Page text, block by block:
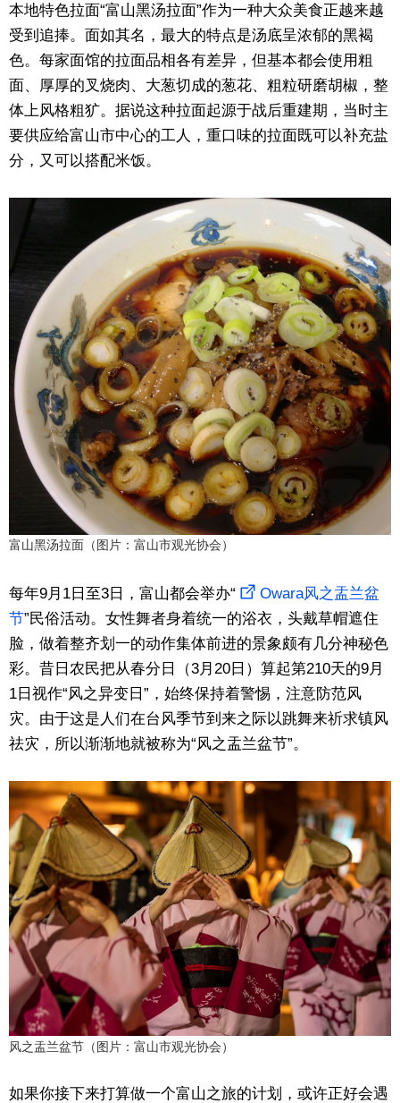
本地特色拉面“富山黑汤拉面”作为一种大众美食正越来越
受到追捧。面如其名，最大的特点是汤底呈浓郁的黑褐
色。每家面馆的拉面品相各有差异，但基本都会使用粗
面、厚厚的叉烧肉、大葱切成的葱花、粗粒研磨胡椒，整
体上风格粗犷。据说这种拉面起源于战后重建期，当时主
要供应给富山市中心的工人，重口味的拉面既可以补充盐
分，又可以搭配米饭。
富山黑汤拉面（图片：富山市观光协会）
每年9月1日至3日，富山都会举办“
Owara风之盂兰盆
节”民俗活动。女性舞者身着统一的浴衣，头戴草帽遮住
脸，做着整齐划一的动作集体前进的景象颇有几分神秘色
彩。昔日农民把从春分日（3月20日）算起第210天的9月
1日视作“风之异变日”，始终保持着警惕，注意防范风
灾。由于这是人们在台风季节到来之际以跳舞来祈求镇风
祛灾，所以渐渐地就被称为“风之盂兰盆节”。
风之盂兰盆节（图片：富山市观光协会）
如果你接下来打算做一个富山之旅的计划，或许正好会遇